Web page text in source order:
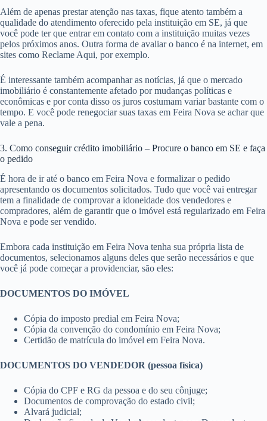
Além de apenas prestar atenção nas taxas, fique atento também a
qualidade do atendimento oferecido pela instituição em SE, já que
você pode ter que entrar em contato com a instituição muitas vezes
pelos próximos anos. Outra forma de avaliar o banco é na internet, em
sites como Reclame Aqui, por exemplo.
É interessante também acompanhar as notícias, já que o mercado
imobiliário é constantemente afetado por mudanças políticas e
econômicas e por conta disso os juros costumam variar bastante com o
tempo. E você pode renegociar suas taxas em Feira Nova se achar que
vale a pena.
3. Como conseguir crédito imobiliário – Procure o banco em SE e faça
o pedido
É hora de ir até o banco em Feira Nova e formalizar o pedido
apresentando os documentos solicitados. Tudo que você vai entregar
tem a finalidade de comprovar a idoneidade dos vendedores e
compradores, além de garantir que o imóvel está regularizado em Feira
Nova e pode ser vendido.
Embora cada instituição em Feira Nova tenha sua própria lista de
documentos, selecionamos alguns deles que serão necessários e que
você já pode começar a providenciar, são eles:
DOCUMENTOS DO IMÓVEL
Cópia do imposto predial em Feira Nova;
Cópia da convenção do condomínio em Feira Nova;
Certidão de matrícula do imóvel em Feira Nova.
DOCUMENTOS DO VENDEDOR (pessoa física)
Cópia do CPF e RG da pessoa e do seu cônjuge;
Documentos de comprovação do estado civil;
Alvará judicial;